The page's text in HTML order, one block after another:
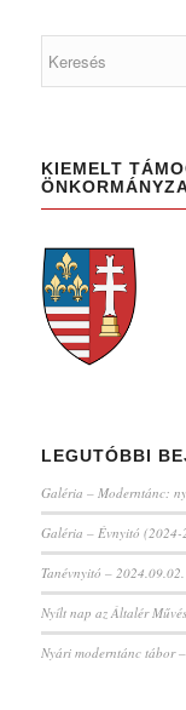
KIEMELT
LEGUTÓBBI
Galéria – Moderntánc:
Galéria – Évnyitó (2024-
Tanévnyitó – 2024.09.02.
Nyílt nap az Általér
Nyári moderntánc tábor